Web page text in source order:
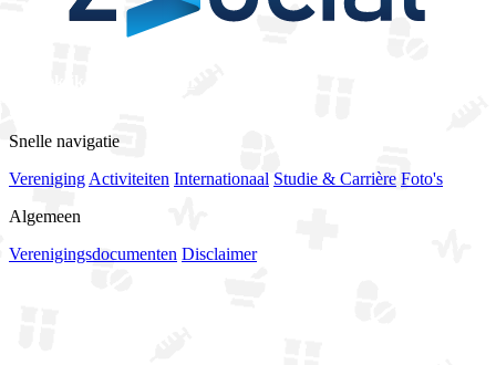
Snelle navigatie
VerenigingActiviteiten Internationaal Studie & Carrière Foto's
Algemeen
Verenigingsdocumenten Disclaimer